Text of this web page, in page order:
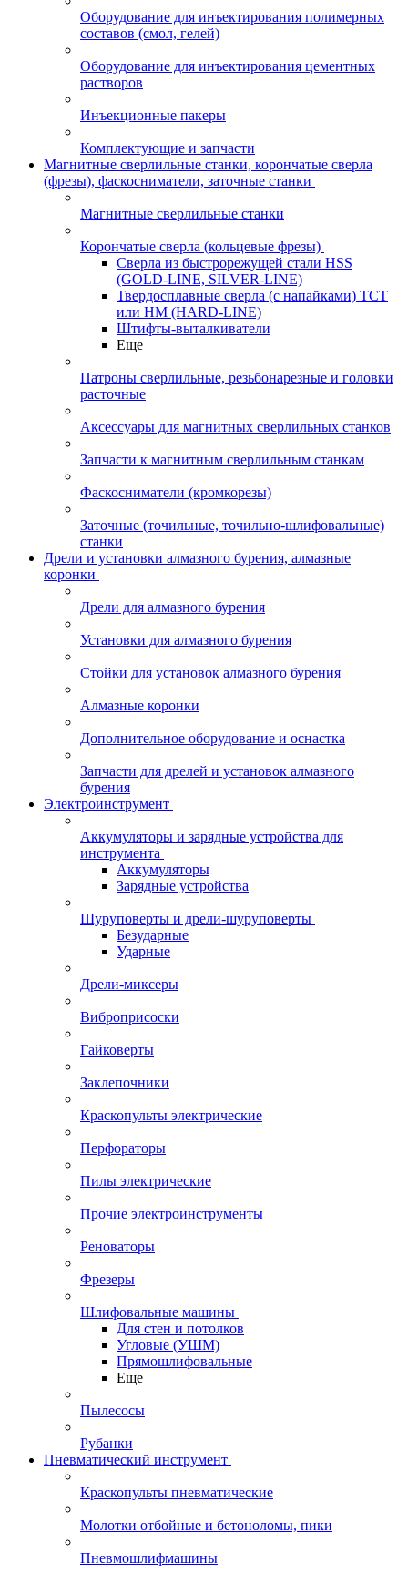
Оборудование для инъектирования полимерных
составов (смол, гелей)
Оборудование для инъектирования цементных
растворов
Инъекционные пакеры
Комплектующие и запчасти
Магнитные сверлильные станки, корончатые сверла
(фрезы), фаскосниматели, заточные станки
Магнитные сверлильные станки
Корончатые сверла (кольцевые фрезы)
Сверла из быстрорежущей стали HSS
(GOLD-LINE, SILVER-LINE)
Твердосплавные сверла (с напайками) ТСТ
или HM (HARD-LINE)
Штифты-выталкиватели
Еще
Патроны сверлильные, резьбонарезные и головки
расточные
Аксессуары для магнитных сверлильных станков
Запчасти к магнитным сверлильным станкам
Фаскосниматели (кромкорезы)
Заточные (точильные, точильно-шлифовальные)
станки
Дрели и установки алмазного бурения, алмазные
коронки
Дрели для алмазного бурения
Установки для алмазного бурения
Стойки для установок алмазного бурения
Алмазные коронки
Дополнительное оборудование и оснастка
Запчасти для дрелей и установок алмазного
бурения
Электроинструмент
Аккумуляторы и зарядные устройства для
инструмента
Аккумуляторы
Зарядные устройства
Шуруповерты и дрели-шуруповерты
Безударные
Ударные
Дрели-миксеры
Виброприсоски
Гайковерты
Заклепочники
Краскопульты электрические
Перфораторы
Пилы электрические
Прочие электроинструменты
Реноваторы
Фрезеры
Шлифовальные машины
Для стен и потолков
Угловые (УШМ)
Прямошлифовальные
Еще
Пылесосы
Рубанки
Пневматический инструмент
Краскопульты пневматические
Молотки отбойные и бетоноломы, пики
Пневмошлифмашины